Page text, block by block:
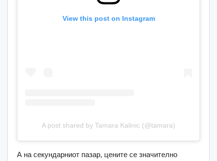
View this post on Instagram
A post shared by Tamara Kalinic (@tamara)
А на секундарниот пазар, цените се значително